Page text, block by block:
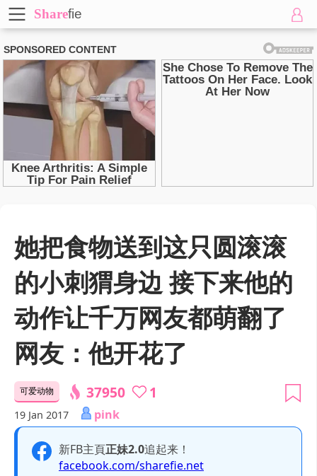
Sharefie
她把食物送到这只圆滚滚
的小刺猬身边 接下来他的
动作让千万网友都萌翻了
网友：他开花了
可爱动物 37950 1
19 Jan 2017 pink
新FB主頁正妹2.0追起来！
facebook.com/sharefie.net